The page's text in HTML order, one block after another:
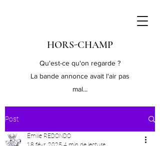
HORS-CHAMP
Qu'est-ce qu'on regarde ?
La bande annonce avait l'air pas
mal...
Post
Émilie REDONDO